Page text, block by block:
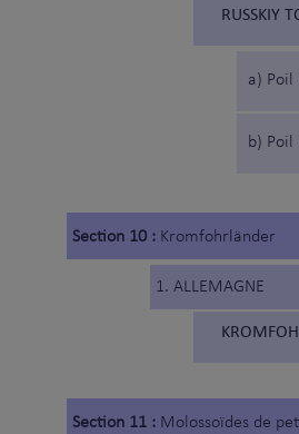
RUSSKIY
a) Poil
b) Poil
Section 10 : Kromfohrländer
1. ALLEMAGNE
Section 11 : Molossoïdes de